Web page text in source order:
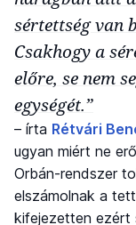
sértettség van
Csakhogy a
előre, se nem
egységét.”
– írta Rétvári
ugyan miért ne
Orbán-rendszer
elszámolnak a
kifejezetten ezért